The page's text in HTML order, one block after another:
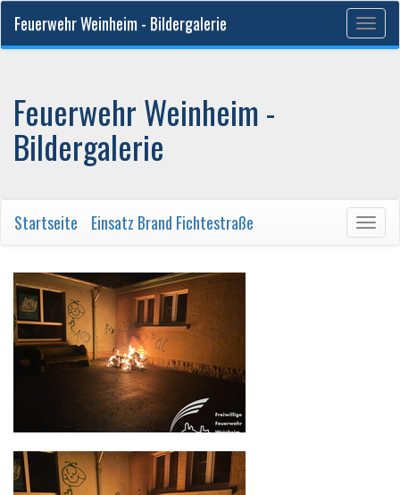
Feuerwehr Weinheim - Bildergalerie
Feuerwehr Weinheim -
Bildergalerie
Startseite Einsatz Brand Fichtestraße